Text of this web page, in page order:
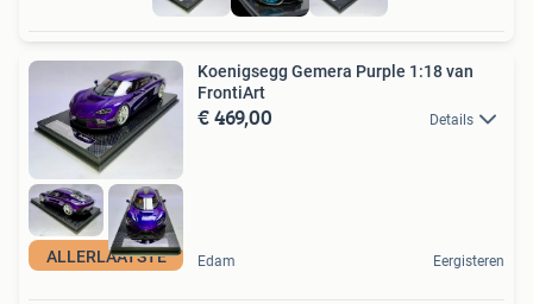
ALLERLAATSTE
Koenigsegg Gemera Purple 1:18 van
FrontiArt
€ 469,00 Details
Edam Eergisteren